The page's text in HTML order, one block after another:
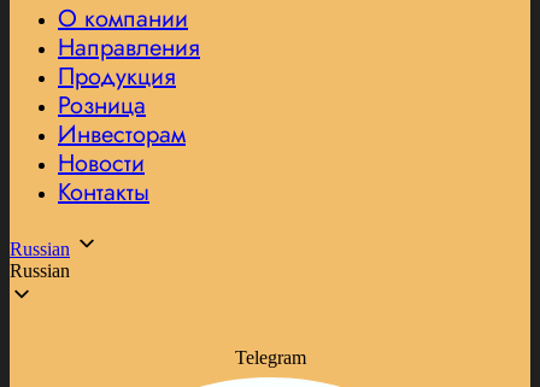
О компании
Направления
Продукция
Розница
Инвесторам
Новости
Контакты
Russian
Russian
Telegram